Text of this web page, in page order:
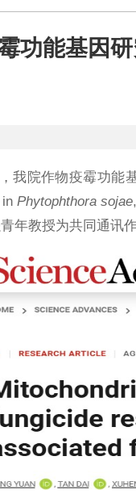
功能基因
我院作物疫霉功能
inPhytophthora sojae
年教授为共同通讯作